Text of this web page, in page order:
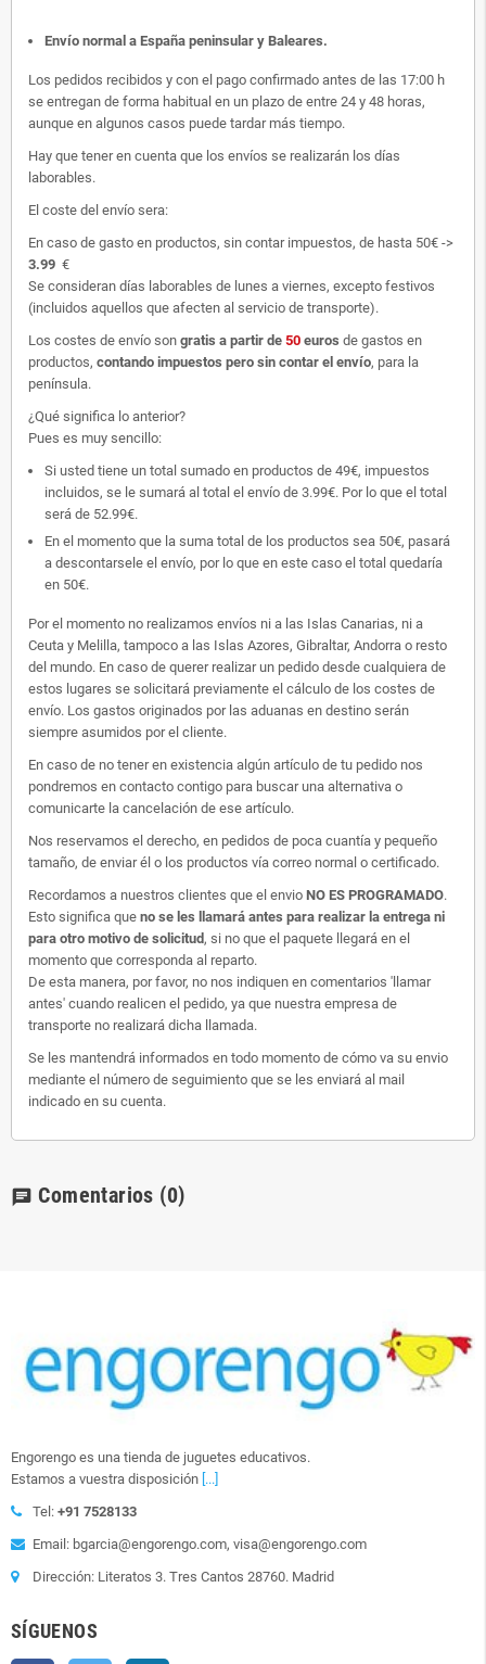
Envío normal a España peninsular y Baleares.
Los pedidos recibidos y con el pago confirmado antes de las 17:00 h
se entregan de forma habitual en un plazo de entre 24 y 48 horas,
aunque en algunos casos puede tardar más tiempo.
Hay que tener en cuenta que los envíos se realizarán los días
laborables.
El coste del envío sera:
En caso de gasto en productos, sin contar impuestos, de hasta 50€ ->
3.99 €
Se consideran días laborables de lunes a viernes, excepto festivos
(incluidos aquellos que afecten al servicio de transporte).
Los costes de envío son gratis a partir de 50 euros de gastos en
productos, contando impuestos pero sin contar el envío, para la
península.
¿Qué significa lo anterior?
Pues es muy sencillo:
Si usted tiene un total sumado en productos de 49€, impuestos
incluidos, se le sumará al total el envío de 3.99€. Por lo que el total
será de 52.99€.
En el momento que la suma total de los productos sea 50€, pasará
a descontarsele el envío, por lo que en este caso el total quedaría
en 50€.
Por el momento no realizamos envíos ni a las Islas Canarias, ni a
Ceuta y Melilla, tampoco a las Islas Azores, Gibraltar, Andorra o resto
del mundo. En caso de querer realizar un pedido desde cualquiera de
estos lugares se solicitará previamente el cálculo de los costes de
envío. Los gastos originados por las aduanas en destino serán
siempre asumidos por el cliente.
En caso de no tener en existencia algún artículo de tu pedido nos
pondremos en contacto contigo para buscar una alternativa o
comunicarte la cancelación de ese artículo.
Nos reservamos el derecho, en pedidos de poca cuantía y pequeño
tamaño, de enviar él o los productos vía correo normal o certificado.
Recordamos a nuestros clientes que el envio NO ES PROGRAMADO.
Esto significa que no se les llamará antes para realizar la entrega ni
para otro motivo de solicitud, si no que el paquete llegará en el
momento que corresponda al reparto.
De esta manera, por favor, no nos indiquen en comentarios 'llamar
antes' cuando realicen el pedido, ya que nuestra empresa de
transporte no realizará dicha llamada.
Se les mantendrá informados en todo momento de cómo va su envio
mediante el número de seguimiento que se les enviará al mail
indicado en su cuenta.
chat Comentarios (0)
Engorengo es una tienda de juguetes educativos.
Estamos a vuestra disposición [...]
Tel: +91 7528133
Email: bgarcia@engorengo.com, visa@engorengo.com
Dirección: Literatos 3. Tres Cantos 28760. Madrid
SÍGUENOS